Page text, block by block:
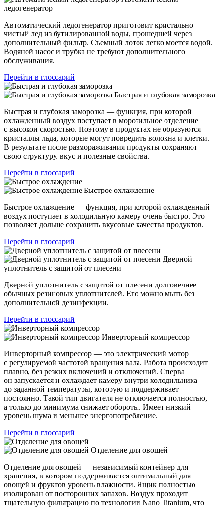
ледогенератор
Автоматический ледогенератор приготовит кристально
чистый лед из бутилированной воды, прошедшей через
дополнительный фильтр. Съемный лоток легко моется водой.
Водяной насос и трубка не требуют дополнительного
обслуживания.
Перейти в глоссарий
Быстрая и глубокая заморозка
Быстрая и глубокая заморозка — функция, при которой
охлажденный воздух поступает в морозильное отделение
с высокой скоростью. Поэтому в продуктах не образуются
кристаллы льда, которые могут повредить волокна и клетки.
В результате после размораживания продукты сохраняют
свою структуру, вкус и полезные свойства.
Перейти в глоссарий
Быстрое охлаждение
Быстрое охлаждение — функция, при которой охлажденный
воздух поступает в холодильную камеру очень быстро. Это
позволяет дольше сохранить вкусовые качества продуктов.
Перейти в глоссарий
Дверной
уплотнитель с защитой от плесени
Дверной уплотнитель с защитой от плесени долговечнее
обычных резиновых уплотнителей. Его можно мыть без
дополнительной дезинфекции.
Перейти в глоссарий
Инверторный компрессор
Инверторный компрессор — это электрический мотор
с регулируемой частотой вращения вала. Работа происходит
плавно, без резких включений и отключений. Сперва
он запускается и охлаждает камеру внутри холодильника
до заданной температуры, которую и поддерживает
постоянно. Такой тип двигателя не отключается полностью,
а только до минимума снижает обороты. Имеет низкий
уровень шума и меньшее энергопотребление.
Перейти в глоссарий
Отделение для овощей
Отделение для овощей — независимый контейнер для
хранения, в котором поддерживается оптимальный для
овощей и фруктов уровень влажности. Ящик полностью
изолирован от посторонних запахов. Воздух проходит
тщательную фильтрацию по технологии Nano Titanium, что